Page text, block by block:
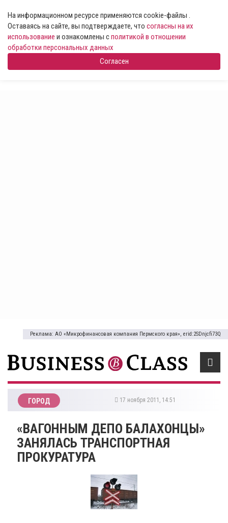
На информационном ресурсе применяются cookie-файлы .
Оставаясь на сайте, вы подтверждаете, что согласны на их
использование и ознакомлены сполитикой в отношении
обработки персональных данных
Согласен
Реклама: АО «Микрофинансовая компания Пермского края», erid:2SDnjcfi73Q
ГОРОД 17 ноября 2011, 14:51
«ВАГОННЫМ ДЕПО БАЛАХОНЦЫ»
ЗАНЯЛАСЬ ТРАНСПОРТНАЯ
ПРОКУРАТУРА